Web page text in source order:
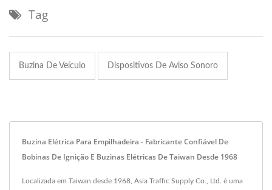
Tag
Buzina De Veículo Dispositivos De Aviso Sonoro
Buzina Elétrica Para Empilhadeira - Fabricante Confiável De
Bobinas De Ignição E Buzinas Elétricas De Taiwan Desde 1968
Localizada em Taiwan desde 1968, Asia Traffic Supply Co., Ltd. é uma